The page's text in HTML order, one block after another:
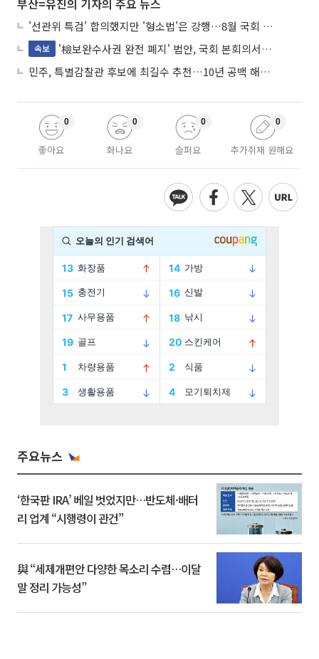
부산=유진의 기자의 주요 뉴스
'선관위 특검' 합의했지만 '형소법'은 강행…8월 국회 '입법 2차전' 예고
속보
'檢보완수사권 완전 폐지' 법안, 국회 본회의서 민주당 주도 통과
민주, 특별감찰관 후보에 최길수 추천…10년 공백 해소 속도
좋아요
0
화나요
0
슬퍼요
0
추가취재 원해요
0
주요뉴스
‘한국판 IRA’ 베일 벗었지만…반도체·배터
리 업계 “시행령이 관건”
與 “세제개편안 다양한 목소리 수렴…이달
말 정리 가능성”